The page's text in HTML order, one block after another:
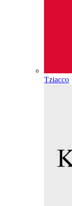
Tziacco